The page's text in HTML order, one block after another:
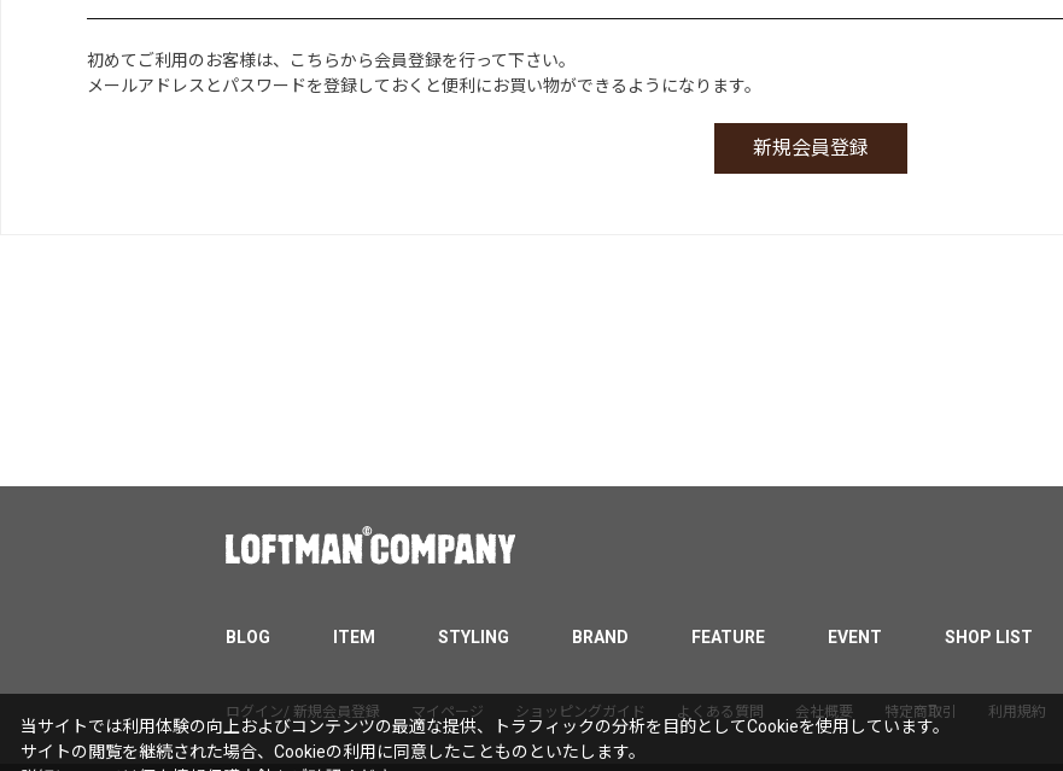
初めてご利用のお客様は、こちらから会員登録を行って下さい。
メールアドレスとパスワードを登録しておくと便利にお買い物ができるようになります。
BLOG ITEM STYLING BRAND FEATURE EVENT SHOP LIST
ログイン/ 新規会員登録 マイページ ショッピングガイド よくある質問 会社概要 特定商取引 利用規約
当サイトでは利用体験の向上およびコンテンツの最適な提供、トラフィックの分析を目的としてCookieを使用しています。
サイトの閲覧を継続された場合、Cookieの利用に同意したことものといたします。